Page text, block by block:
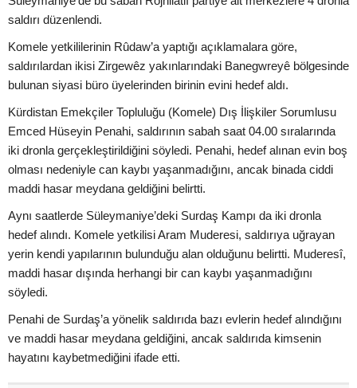
saldırı düzenlendi.
Komele yetkililerinin Rûdaw’a yaptığı açıklamalara göre,
saldırılardan ikisi Zirgewêz yakınlarındaki Banegwreyê bölgesinde
bulunan siyasi büro üyelerinden birinin evini hedef aldı.
Kürdistan Emekçiler Topluluğu (Komele) Dış İlişkiler Sorumlusu
Emced Hüseyin Penahi, saldırının sabah saat 04.00 sıralarında
iki dronla gerçekleştirildiğini söyledi. Penahi, hedef alınan evin boş
olması nedeniyle can kaybı yaşanmadığını, ancak binada ciddi
maddi hasar meydana geldiğini belirtti.
Aynı saatlerde Süleymaniye’deki Surdaş Kampı da iki dronla
hedef alındı. Komele yetkilisi Aram Muderesi, saldırıya uğrayan
yerin kendi yapılarının bulunduğu alan olduğunu belirtti. Muderesî,
maddi hasar dışında herhangi bir can kaybı yaşanmadığını
söyledi.
Penahi de Surdaş’a yönelik saldırıda bazı evlerin hedef alındığını
ve maddi hasar meydana geldiğini, ancak saldırıda kimsenin
hayatını kaybetmediğini ifade etti.